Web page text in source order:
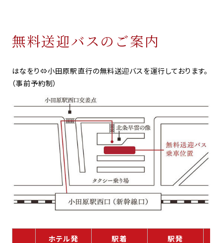
無料送迎バスのご案内
はなをり⇔小田原駅直行の無料送迎バスを運行しております。
（事前予約制）
ホテル発 駅着 駅発